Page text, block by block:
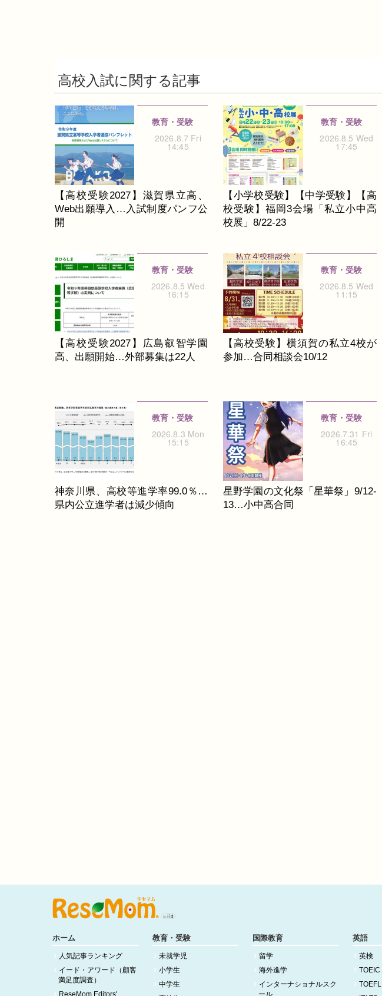
高校入試に関する記事
【高校受験2027】滋賀県立高、
Web出願導入…入試制度パンフ公
開
教育・受験
2026.8.7 Fri
14:45
【小学校受験】【中学受験】【高
校受験】福岡3会場「私立小中高
校展」8/22-23
教育・受験
2026.8.5 Wed
17:45
【高校受験2027】広島叡智学園
高、出願開始…外部募集は22人
教育・受験
2026.8.5 Wed
16:15
【高校受験】横須賀の私立4校が
参加…合同相談会10/12
教育・受験
2026.8.5 Wed
11:15
神奈川県、高校等進学率99.0％…
県内公立進学者は減少傾向
教育・受験
2026.8.3 Mon
15:15
星野学園の文化祭「星華祭」9/12-
13…小中高合同
教育・受験
2026.7.31 Fri
16:45
ホーム
人気記事ランキング
イード・アワード（顧客
満足度調査）
ReseMom Editors'
教育・受験
未就学児
小学生
中学生
国際教育
留学
海外進学
インターナショナルスク
ール
英語
英検
TOEIC
TOEFL